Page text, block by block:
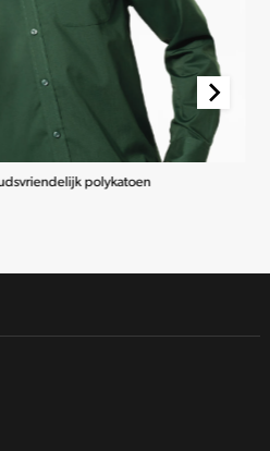
polykatoen